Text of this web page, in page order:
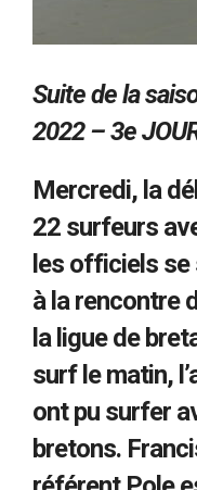
Suite de la
2022 – 3e
Mercredi, la
22 surfeurs
les officiels se
à la rencontre
la ligue de
surf le matin,
ont pu surfer
bretons.